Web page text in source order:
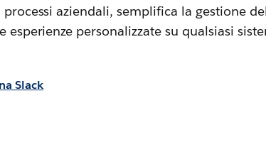
aziendali, semplifica la gestione
esperienze personalizzate su qualsiasi
Slack